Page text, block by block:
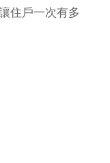
住戶一次有多